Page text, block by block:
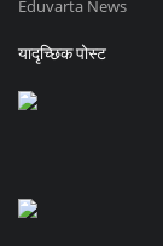
Eduvarta News
यादृच्छिक पोस्ट